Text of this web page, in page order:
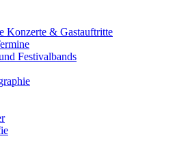
Konzerte & Gastauftritte
Festivalbands